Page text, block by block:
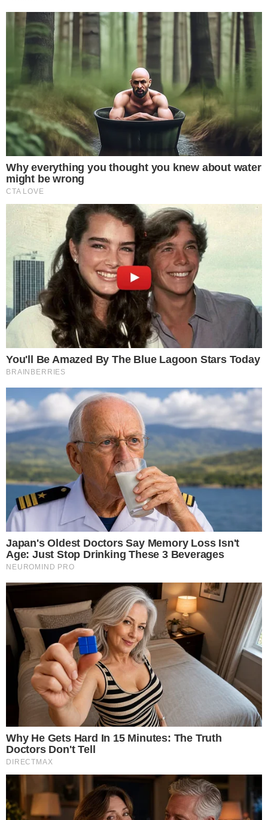
6 การใช้แบตป ล อ ม
การเลือกซื้อแบตโทรศัพท์ป ล อ มเพราะเห็นว่าราคาถูกกว่า เป็นการ
เลือกที่ผิดมากเพราะแบตโทรศัพท์ของไม่แท้นั้นอาจทำให้โทรศัพท์
ของเราเสียหายและพังได้ รวมทั้งยังเสี่ยงกับการระเ บิ ด เป็นอัน ต ร
า ยกับตัวเราอีกด้วย ควรใช้แบตแท้เสมอเพื่อความปลอดภัยของตัว
เราเองและมือถือของเราด้วย
7 อ ย่ าใช้โทรศัพท์จนแบตเหลือ 0
การใช้โทรศัพท์จนแบตหมดเกลี้ยงไม่เหลือเลยจะทำให้แบต เ สื่ อ ม
ส ภ า พได้เร็วขึ้นกว่าเดิม ทางที่ดีควรนำโทรศัพท์ไปชาร์จทันทีเมื่อ
แบตลงมาเหลือที่ 30% จะช่วยให้แบตของเราสามารถใช้งานได้นาน
ขึ้นเป็นการ ยื ดอ า ยุของแบตมือถือของเราด้วย
หลักการใช้มือถือและการชาร์จไฟที่ถูกต้องและป ล อ ด ภั ยเป็นเรื่อง
ที่ทุกคนควรรู้ และบ อ กต่อกันให้เข้าใจตรงกันทั้งเ ด็ กและผู้ใหญ่ใน
บ้านด้วยเพื่อความไม่ประมาทและปล อ ด ภั ยต่อทุกคนในครอบครัว
และทรัพย์สินของเรา
เรียบเรียงโดย krustory